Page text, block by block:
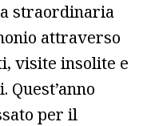
straordinaria
attraverso
visite insolite e
Quest’anno
per il